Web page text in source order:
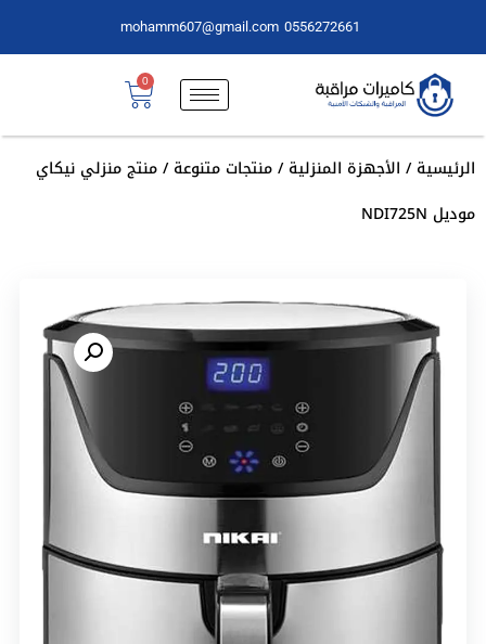
0556272661
mohamm607@gmail.com
0
الرئيسية/ الأجهزة المنزلية/منتجات متنوعة/ منتج منزلي نيكاي
موديل NDI725N